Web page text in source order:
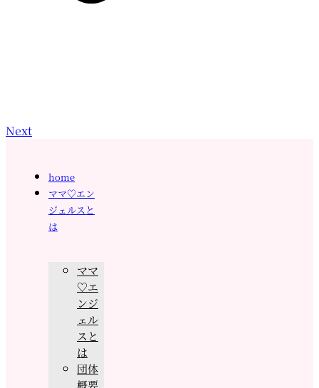
Next
home
ママ♡エン
ジェルスと
は
ママ
♡エ
ンジ
ェル
スと
は
団体
概要